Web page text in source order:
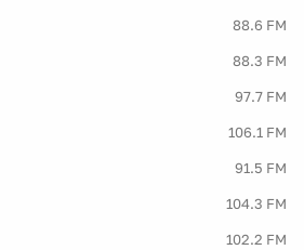
88.6 FM
88.3 FM
97.7 FM
106.1 FM
91.5 FM
104.3 FM
102.2 FM